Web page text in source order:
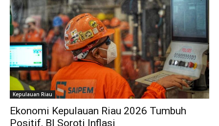
Kepulauan Riau
Ekonomi Kepulauan Riau 2026 Tumbuh
Positif, BI Soroti Inflasi